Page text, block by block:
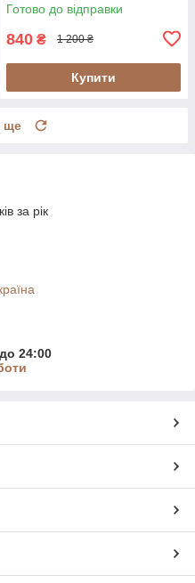
Готово до відправки
840 ₴ 1 200 ₴
Купити
ще
за рік
24:00